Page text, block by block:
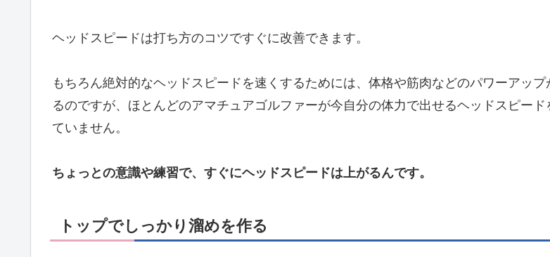
ヘッドスピードは打ち方のコツですぐに改善できます。
もちろん絶対的なヘッドスピードを速くするためには、体格や筋肉などのパワーアップ
るのですが、ほとんどのアマチュアゴルファーが今自分の体力で出せるヘッドスピード
ていません。
ちょっとの意識や練習で、すぐにヘッドスピードは上がるんです。
トップでしっかり溜めを作る